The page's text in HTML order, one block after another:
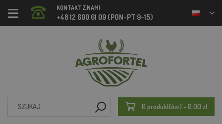
KONTAKT Z NAMI
+48 12 600 61 09 (PON-PT 9-15)
0 produkt(ów) - 0.00 zl